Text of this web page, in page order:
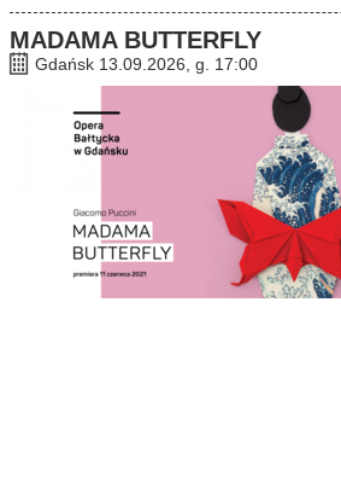
MADAMA BUTTERFLY
Gdańsk 13.09.2026, g. 17:00